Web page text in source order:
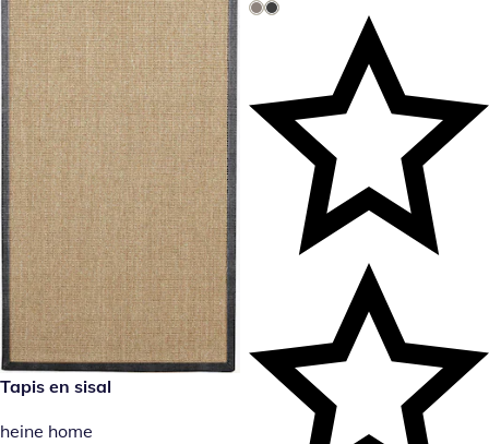
89.90 CHF
Tapis en sisal
heine home